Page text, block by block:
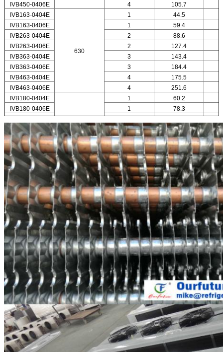
IVB450-0406E
4 105.7
IVB163-0404E
630
1 44.5
IVB163-0406E
1 59.4
IVB263-0404E
2 88.6
IVB263-0406E
2 127.4
IVB363-0404E
3 143.4
IVB363-0406E
3 184.4
IVB463-0404E
4 175.5
IVB463-0406E
4 251.6
IVB180-0404E
800
1 60.2
IVB180-0406E
1 78.3
IVB280-0406E
2 156.2
IVB380-0404E
3 169.3
IVB380-0406E
3 238.3